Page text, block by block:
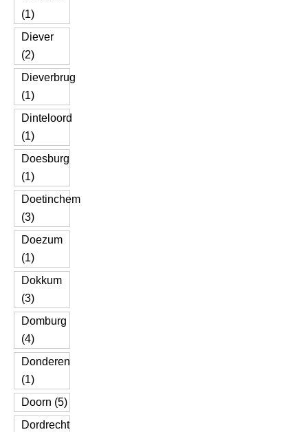
(1)
Diever
(2)
Dieverbrug
(1)
Dinteloord
(1)
Doesburg
(1)
Doetinchem
(3)
Doezum
(1)
Dokkum
(3)
Domburg
(4)
Donderen
(1)
Doorn (5)
Dordrecht